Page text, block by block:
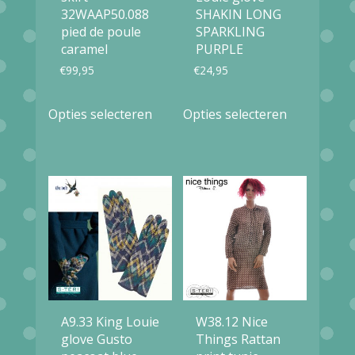
32WAAP50.088
pied de poule
caramel
€99,95
Opties selecteren
product
meerdere
Deze
optie
kan
gekozen
worden
SHAKIN LONG
SPARKLING
PURPLE
€24,95
Opties selecteren
meerdere
gekozen
worden
A9.33 King Louie
glove Gusto
W38.12 Nice
Things Rattan